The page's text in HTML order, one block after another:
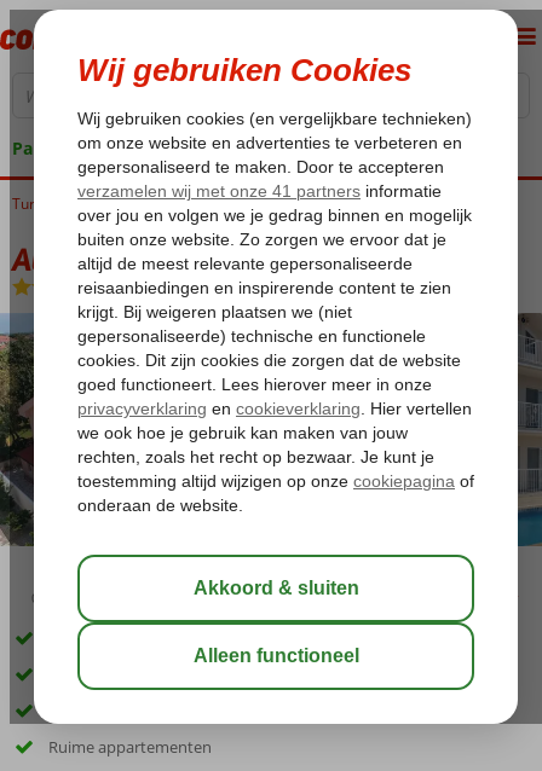
Pakketgarantie
Home
Turkije Egeische kust Dalyan Aladdin Appartementen
Aladdin Appartementen
Logies-Appartement
03:30 aug 33°C
Kleinschalig appartementencomplex
Op loopafstand van Dalyan
Ruime appartementen